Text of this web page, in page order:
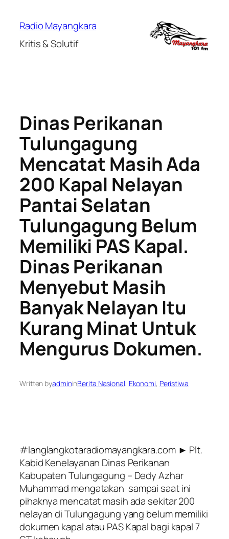
Radio Mayangkara
Kritis & Solutif
Dinas Perikanan
Tulungagung
Mencatat Masih Ada
200 Kapal Nelayan
Pantai Selatan
Tulungagung Belum
Memiliki PAS Kapal.
Dinas Perikanan
Menyebut Masih
Banyak Nelayan Itu
Kurang Minat Untuk
Mengurus Dokumen.
Written byadmininBerita Nasional, Ekonomi, Peristiwa
#langlangkotaradiomayangkara.com ► Plt.
Kabid Kenelayanan Dinas Perikanan
Kabupaten Tulungagung – Dedy Azhar
Muhammad mengatakan sampai saat ini
pihaknya mencatat masih ada sekitar 200
nelayan di Tulungagung yang belum memiliki
dokumen kapal atau PAS Kapal bagi kapal 7